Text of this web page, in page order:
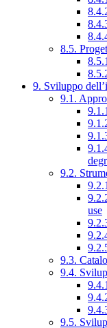
8.5.
9. Sviluppo
9.1.
9.2.
use
9.3.
9.4.
9.5.